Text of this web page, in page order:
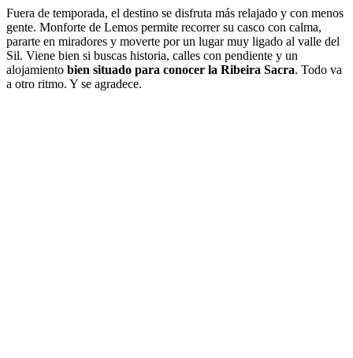
Fuera de temporada, el destino se disfruta más relajado y con menos
gente. Monforte de Lemos permite recorrer su casco con calma,
pararte en miradores y moverte por un lugar muy ligado al valle del
Sil. Viene bien si buscas historia, calles con pendiente y un
alojamiento bien situado para conocer la Ribeira Sacra. Todo va
a otro ritmo. Y se agradece.